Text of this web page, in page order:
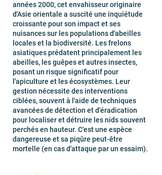
années 2000, cet envahisseur originaire
d'Asie orientale a suscité une inquiétude
croissante pour son impact et ses
nuisances sur les populations d'abeilles
locales et la biodiversité. Les frelons
asiatiques prédatent principalement les
abeilles, les guêpes et autres insectes,
posant un risque significatif pour
l'apiculture et les écosystèmes. Leur
gestion nécessite des interventions
ciblées, souvent à l'aide de techniques
avancées de détection et d'éradication
pour localiser et détruire les nids souvent
perchés en hauteur. C'est une espèce
dangereuse et sa piqûre peut-être
mortelle (en cas d'attaque par un essaim).